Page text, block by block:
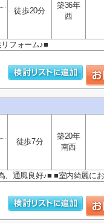
徒歩20分
築36年
西
フォーム♪■
徒歩7分
築20年
南西
、通風良好♪■ ■室内綺麗に